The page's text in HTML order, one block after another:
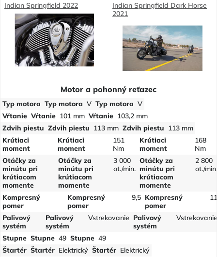
Indian Springfield 2022
Indian Springfield Dark Horse
2021
Motor a pohonný reťazec
Typ motora Typ motora V Typ motora V
Vŕtanie Vŕtanie 101 mm Vŕtanie 103,2 mm
Zdvih piestu Zdvih piestu 113 mm Zdvih piestu
113 mm
Krútiaci
moment
Krútiaci
moment
151
Nm
Krútiaci
moment
168
Nm
Otáčky za
minútu pri
krútiacom
momente
Otáčky za
minútu pri
krútiacom
momente
3 000
ot./min.
Otáčky za
minútu pri
krútiacom
momente
2 800
ot./
Kompresný
pomer
Kompresný
pomer
9,5 Kompresný
pomer
Palivový
systém
Palivový
systém
Vstrekovanie Palivový
systém
Stupne Stupne 49 Stupne 49
Štartér Štartér Elektrický Štartér Elektrický